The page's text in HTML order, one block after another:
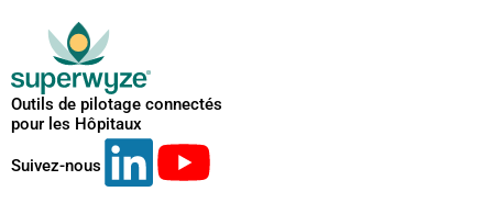
Outils de pilotage connectés
pour les Hôpitaux
Suivez-nous